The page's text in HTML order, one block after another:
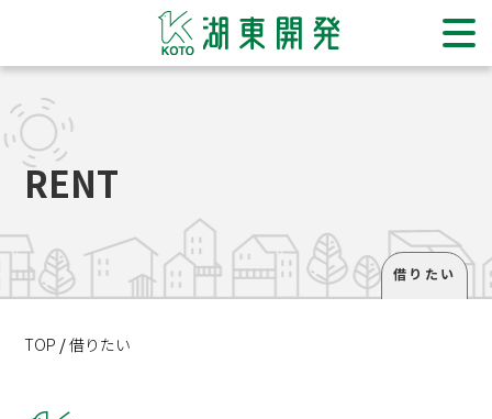
ホーム
住み替えをご検討の方
買いたい
退去・解約手続き
RENT
借りたい
TOP 借りたい